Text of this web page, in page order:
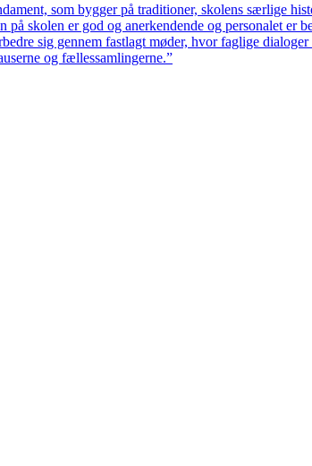
som bygger på traditioner, skolens særlige
skolen er god og anerkendende og personalet er
sig gennem fastlagt møder, hvor faglige
og fællessamlingerne.”